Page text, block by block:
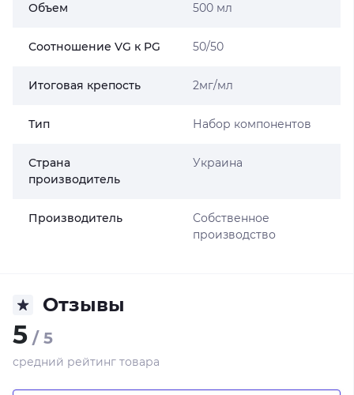
Объем 500 мл
Соотношение VG к PG 50/50
Итоговая крепость 2мг/мл
Тип Набор компонентов
Страна
производитель
Украина
Производитель
Собственное
производство
Отзывы
5 / 5
средний рейтинг товара